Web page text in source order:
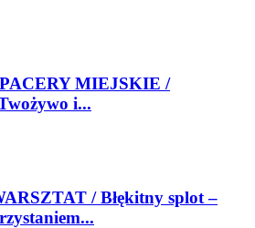
MIEJSKIE /
i...
/ Błękitny splot –